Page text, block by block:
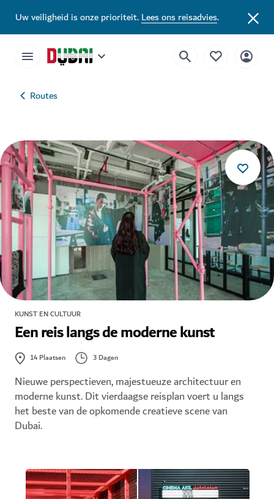
Uw veiligheid is onze prioriteit.Lees ons reisadvies.
Routes
KUNST EN CULTUUR
Een reis langs de moderne kunst
14Plaatsen 3 Dagen
Nieuwe perspectieven, majestueuze architectuur en
moderne kunst. Dit vierdaagse reisplan voert u langs
het beste van de opkomende creatieve scene van
Dubai.